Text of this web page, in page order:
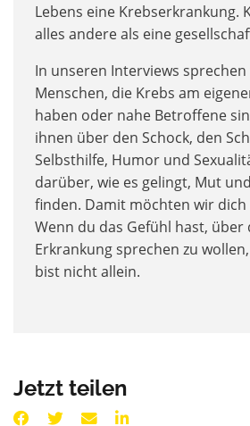
Lebens eine Krebserkrankung.
alles andere als eine
In unseren Interviews
Menschen, die Krebs am
haben oder nahe Betroffene
ihnen über den Schock, den
Selbsthilfe, Humor und
darüber, wie es gelingt, Mut
finden. Damit möchten wir
Wenn du das Gefühl hast, über
Erkrankung sprechen zu
bist nicht allein.
Jetzt teilen